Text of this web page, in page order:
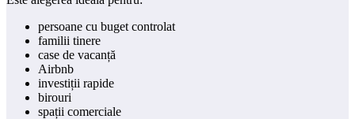
persoane cu buget controlat
familii tinere
case de vacanță
Airbnb
investiții rapide
birouri
spații comerciale